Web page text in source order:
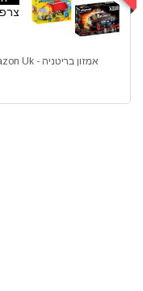
אמזון בריטניה - Amazon Uk